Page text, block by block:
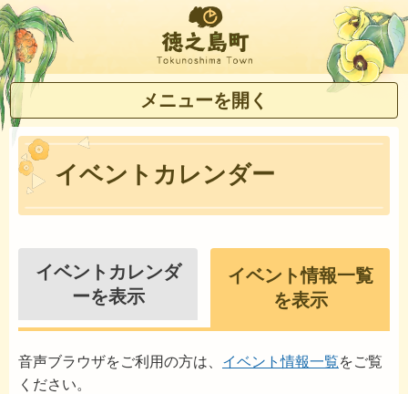
徳之島町
メニューを開く
イベントカレンダー
イベントカレンダ
ーを表示
イベント情報一覧
を表示
音声ブラウザをご利用の方は、 イベント情報一覧をご覧
ください。